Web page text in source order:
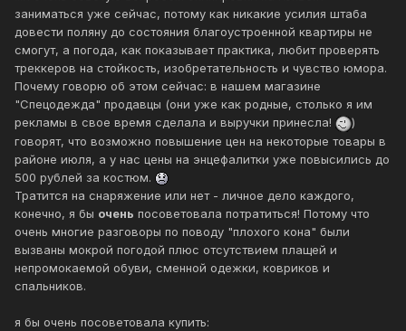
заниматься уже сейчас, потому как никакие усилия штаба
довести поляну до состояния благоустроенной квартиры не
смогут, а погода, как показывает практика, любит проверять
треккеров на стойкость, изобретательность и чувство юмора.
Почему говорю об этом сейчас: в нашем магазине
"Спецодежда" продавцы (они уже как родные, столько я им
рекламы в свое время сделала и выручки принесла!
)
говорят, что возможно повышение цен на некоторые товары в
районе июля, а у нас цены на энцефалитки уже повысились до
500 рублей за костюм.
Тратится на снаряжение или нет - личное дело каждого,
конечно, я бы очень посоветовала потратиться! Потому что
очень многие разговоры по поводу "плохого кона" были
вызваны мокрой погодой плюс отсутствием плащей и
непромокаемой обуви, сменной одежки, ковриков и
спальников.
я бы очень посоветовала купить: